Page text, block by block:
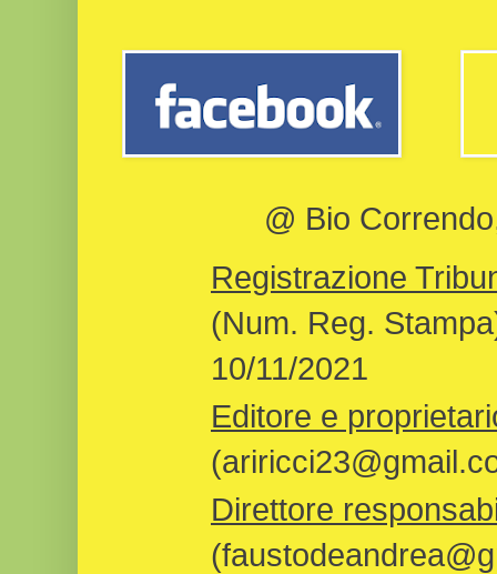
@ Bio
Registrazione
(Num. Reg.
10/11/2021
Editore e
Direttore